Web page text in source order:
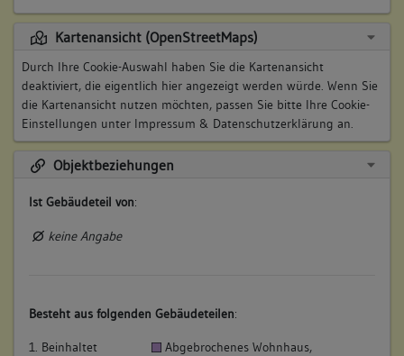
Kartenansicht (OpenStreetMaps)
Durch Ihre Cookie-Auswahl haben Sie die Kartenansicht
deaktiviert, die eigentlich hier angezeigt werden würde. Wenn Sie
die Kartenansicht nutzen möchten, passen Sie bitte Ihre Cookie-
Einstellungen unter Impressum & Datenschutzerklärung an.
Objektbeziehungen
Ist Gebäudeteil von:
keine Angabe
Besteht aus folgenden Gebäudeteilen:
1. Beinhaltet
Abgebrochenes Wohnhaus,